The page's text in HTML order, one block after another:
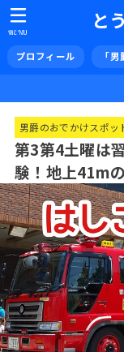
と
プロフィール 「
MENU
男爵のおでかけスポッ
第3第4土曜は
験！地上41m